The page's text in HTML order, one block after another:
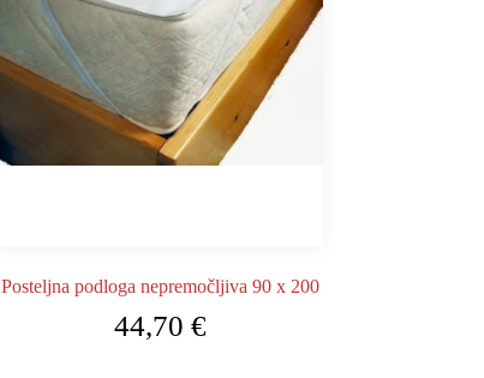
Posteljna podloga nepremočljiva 90 x 200
44,70€